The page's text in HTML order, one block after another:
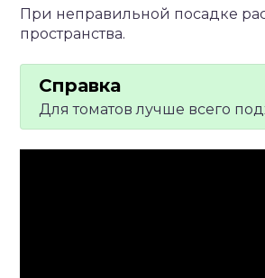
При неправильной посадке
пространства.
Для томатов лучше всего